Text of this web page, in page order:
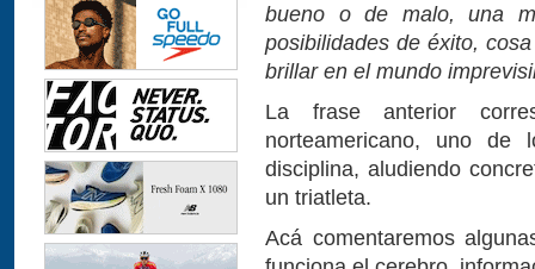
bueno o de malo, una
posibilidades de éxito,
brillar en el mundo
La frase anterior
norteamericano, uno de
disciplina, aludiendo
un triatleta.
Acá comentaremos